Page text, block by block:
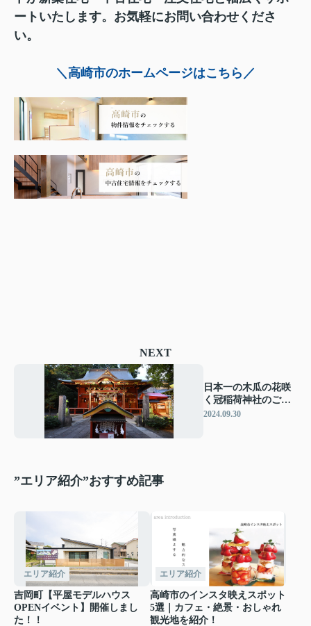
ートいたします。お気軽にお問い合わせくださ
い。
＼高崎市のホームページはこちら／
NEXT
日本一の木瓜の花咲
く冠稲荷神社のご紹
介
2024.09.30
”エリア紹介”おすすめ記事
エリア紹介
吉岡町【平屋モデルハウス
OPENイベント】開催しまし
た！！
エリア紹介
高崎市のインスタ映えスポット
5選｜カフェ・絶景・おしゃれ
観光地を紹介！